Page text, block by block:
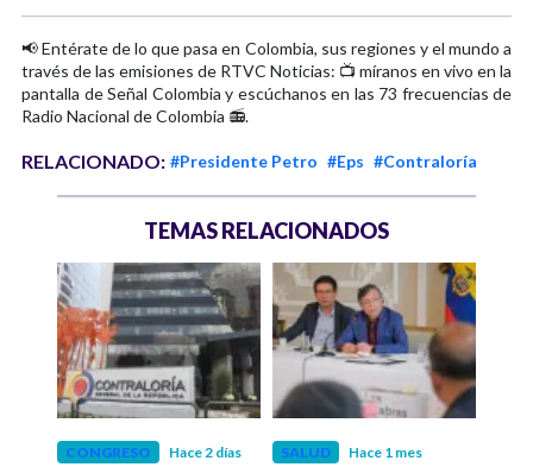
📢 Entérate de lo que pasa en Colombia, sus regiones y el mundo a
través de las emisiones de RTVC Noticias: 📺 míranos en vivo en la
pantalla de Señal Colombia y escúchanos en las 73 frecuencias de
Radio Nacional de Colombia 📻.
RELACIONADO: #Presidente Petro #Eps #Contraloría
TEMAS RELACIONADOS
CONGRESO Hace 2 días SALUD Hace 1 mes